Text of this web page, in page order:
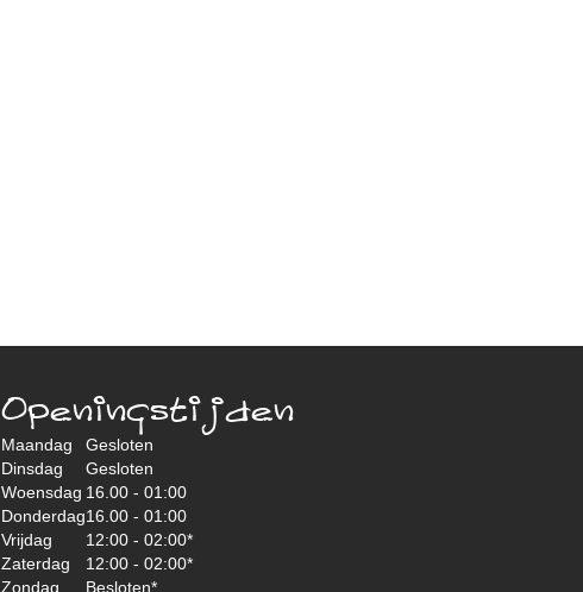
Openingstijden
Maandag
Gesloten
Dinsdag
Gesloten
Woensdag 16.00 - 01:00
Donderdag16.00 - 01:00
Vrijdag
12:00 - 02:00*
Zaterdag
12:00 - 02:00*
Zondag
Besloten*